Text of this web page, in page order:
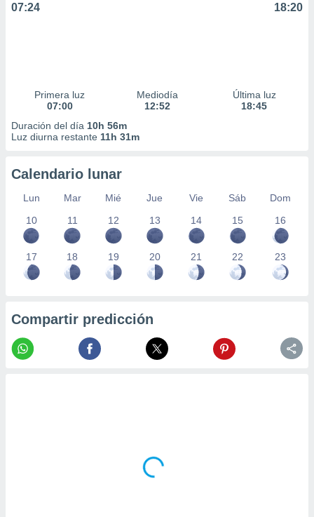
07:24 18:20
Primera luz
07:00
Mediodía
12:52
Última luz
18:45
Duración del día 10h 56m
Luz diurna restante 11h 31m
Calendario lunar
Lun Mar Mié Jue Vie Sáb
Dom
10
11 12 13 14 15 16
17 18 19 20 21 22 23
Compartir predicción